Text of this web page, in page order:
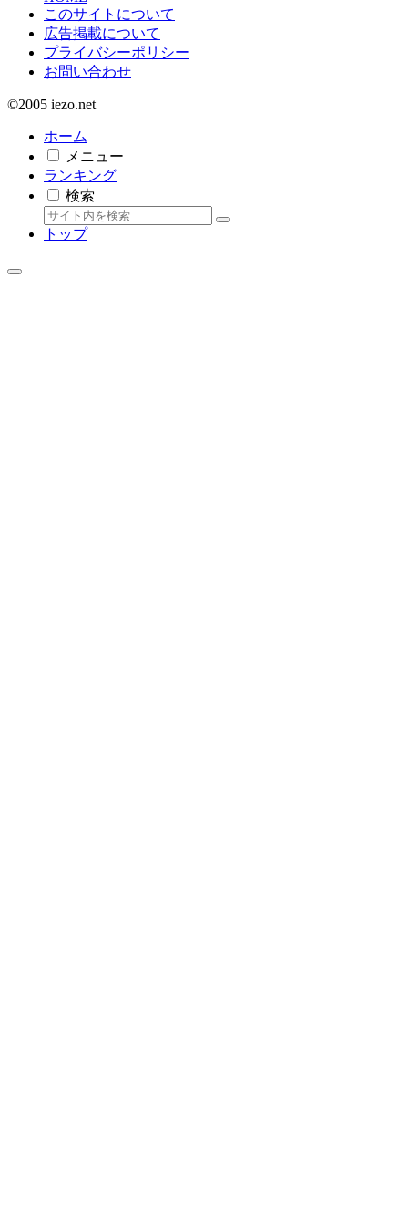
このサイトについて
広告掲載について
プライバシーポリシー
お問い合わせ
©2005 iezo.net
ホーム
メニュー
ランキング
検索
トップ